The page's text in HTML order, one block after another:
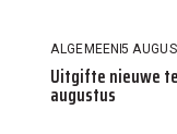
ALGEMEEN5
Uitgifte nieuwe
augustus